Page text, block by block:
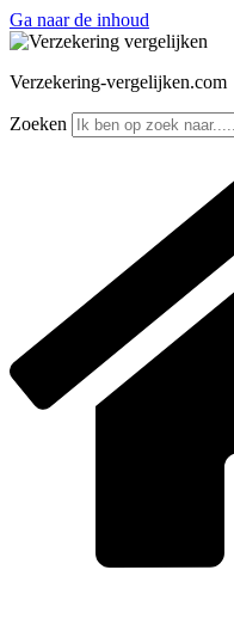
Ga naar de inhoud
Verzekering-vergelijken.com
Zoeken